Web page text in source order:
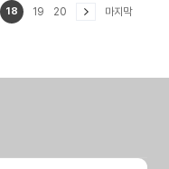
18 19 20 마지막